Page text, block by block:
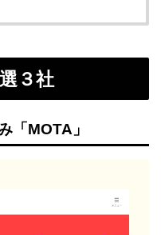
３社
「MOTA」